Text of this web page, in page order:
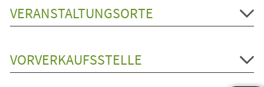
VERANSTALTUNGSORTE
VORVERKAUFSSTELLE